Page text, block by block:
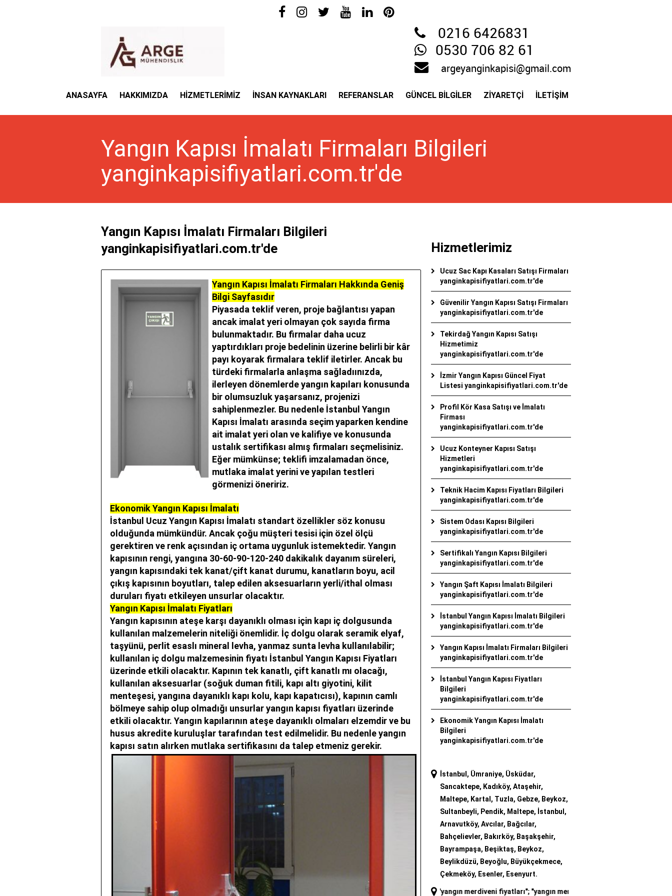
0216 6426831
0530 706 82 61
argeyanginkapisi@gmail.com
ANASAYFA HAKKIMIZDA HİZMETLERİMİZ İNSAN KAYNAKLARI REFERANSLAR GÜNCEL BİLGİLER ZİYARETÇİ İLETİŞİM
Yangın Kapısı İmalatı Firmaları Bilgileri
yanginkapisifiyatlari.com.tr'de
Yangın Kapısı İmalatı Firmaları Bilgileri
yanginkapisifiyatlari.com.tr'de
Yangın Kapısı İmalatı Firmaları Hakkında Geniş
Bilgi Sayfasıdır
Piyasada teklif veren, proje bağlantısı yapan
ancak imalat yeri olmayan çok sayıda firma
bulunmaktadır. Bu firmalar daha ucuz
yaptırdıkları proje bedelinin üzerine belirli bir kâr
payı koyarak firmalara teklif iletirler. Ancak bu
türdeki firmalarla anlaşma sağladıınızda,
ilerleyen dönemlerde yangın kapıları konusunda
bir olumsuzluk yaşarsanız, projenizi
sahiplenmezler. Bu nedenle İstanbul Yangın
Kapısı İmalatı arasında seçim yaparken kendine
ait imalat yeri olan ve kalifiye ve konusunda
ustalık sertifikası almış firmaları seçmelisiniz.
Eğer mümkünse; teklifi imzalamadan önce,
mutlaka imalat yerini ve yapılan testleri
görmenizi öneririz.
Ekonomik Yangın Kapısı İmalatı
İstanbul Ucuz Yangın Kapısı İmalatı standart özellikler söz konusu
olduğunda mümkündür. Ancak çoğu müşteri tesisi için özel ölçü
gerektiren ve renk açısından iç ortama uygunluk istemektedir. Yangın
kapısının rengi, yangına 30-60-90-120-240 dakikalık dayanım süreleri,
yangın kapısındaki tek kanat/çift kanat durumu, kanatların boyu, acil
çıkış kapısının boyutları, talep edilen aksesuarların yerli/ithal olması
duruları fiyatı etkileyen unsurlar olacaktır.
Yangın Kapısı İmalatı Fiyatları
Yangın kapısının ateşe karşı dayanıklı olması için kapı iç dolgusunda
kullanılan malzemelerin niteliği önemlidir. İç dolgu olarak seramik elyaf,
taşyünü, perlit esaslı mineral levha, yanmaz sunta levha kullanılabilir;
kullanılan iç dolgu malzemesinin fiyatı İstanbul Yangın Kapısı Fiyatları
üzerinde etkili olacaktır. Kapının tek kanatlı, çift kanatlı mı olacağı,
kullanılan aksesuarlar (soğuk duman fitili, kapı altı giyotini, kilit
menteşesi, yangına dayanıklı kapı kolu, kapı kapatıcısı), kapının camlı
bölmeye sahip olup olmadığı unsurlaryangın kapısı fiyatları üzerinde
etkili olacaktır. Yangın kapılarının ateşe dayanıklı olmaları elzemdir ve bu
husus akredite kuruluşlar tarafından test edilmelidir. Bu nedenle yangın
kapısı satın alırken mutlaka sertifikasını da talep etmeniz gerekir.
Hizmetlerimiz
Ucuz Sac Kapı Kasaları Satışı Firmaları
yanginkapisifiyatlari.com.tr'de
Güvenilir Yangın Kapısı Satışı Firmaları
yanginkapisifiyatlari.com.tr'de
Tekirdağ Yangın Kapısı Satışı
Hizmetimiz
yanginkapisifiyatlari.com.tr'de
İzmir Yangın Kapısı Güncel Fiyat
Listesi yanginkapisifiyatlari.com.tr'de
Profil Kör Kasa Satışı ve İmalatı
Firması
yanginkapisifiyatlari.com.tr'de
Ucuz Konteyner Kapısı Satışı
Hizmetleri
yanginkapisifiyatlari.com.tr'de
Teknik Hacim Kapısı Fiyatları Bilgileri
yanginkapisifiyatlari.com.tr'de
Sistem Odası Kapısı Bilgileri
yanginkapisifiyatlari.com.tr'de
Sertifikalı Yangın Kapısı Bilgileri
yanginkapisifiyatlari.com.tr'de
Yangın Şaft Kapısı İmalatı Bilgileri
yanginkapisifiyatlari.com.tr'de
İstanbul Yangın Kapısı İmalatı Bilgileri
yanginkapisifiyatlari.com.tr'de
Yangın Kapısı İmalatı Firmaları Bilgileri
yanginkapisifiyatlari.com.tr'de
İstanbul Yangın Kapısı Fiyatları
Bilgileri
yanginkapisifiyatlari.com.tr'de
Ekonomik Yangın Kapısı İmalatı
Bilgileri
yanginkapisifiyatlari.com.tr'de
İstanbul, Ümraniye, Üsküdar,
Sancaktepe, Kadıköy, Ataşehir,
Maltepe, Kartal, Tuzla, Gebze, Beykoz,
Sultanbeyli, Pendik, Maltepe, İstanbul,
Arnavutköy, Avcılar, Bağcılar,
Bahçelievler, Bakırköy, Başakşehir,
Bayrampaşa, Beşiktaş, Beykoz,
Beylikdüzü, Beyoğlu, Büyükçekmece,
Çekmeköy, Esenler, Esenyurt.
yangın merdiveni yangın merdiveni fiyatları"; "yangın merdiveni firmaları